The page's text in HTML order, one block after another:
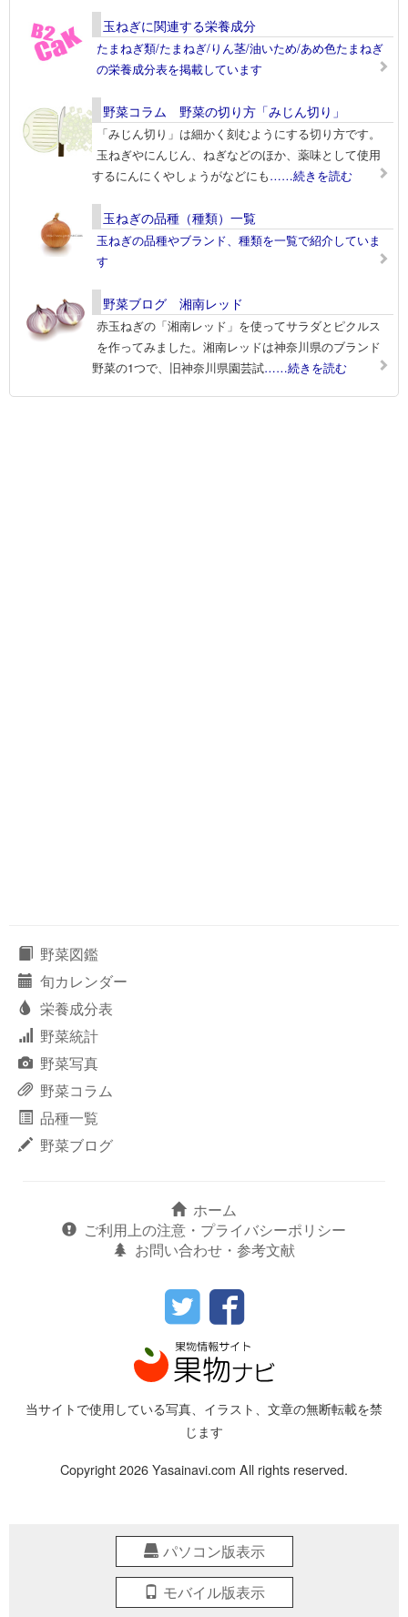
玉ねぎに関連する栄養成分
たまねぎ類/たまねぎ/りん茎/油いため/あめ色たまねぎ
の栄養成分表を掲載しています
野菜コラム 野菜の切り方「みじん切り」
「みじん切り」は細かく刻むようにする切り方です。
玉ねぎやにんじん、ねぎなどのほか、薬味として使用
するにんにくやしょうがなどにも……続きを読む
玉ねぎの品種（種類）一覧
玉ねぎの品種やブランド、種類を一覧で紹介していま
す
野菜ブログ 湘南レッド
赤玉ねぎの「湘南レッド」を使ってサラダとピクルス
を作ってみました。湘南レッドは神奈川県のブランド
野菜の1つで、旧神奈川県園芸試……続きを読む
野菜図鑑
旬カレンダー
栄養成分表
野菜統計
野菜写真
野菜コラム
品種一覧
野菜ブログ
ホーム
ご利用上の注意・プライバシーポリシー
お問い合わせ・参考文献
当サイトで使用している写真、イラスト、文章の無断転載を禁
じます
Copyright 2026 Yasainavi.com All rights reserved.
パソコン版表示
モバイル版表示